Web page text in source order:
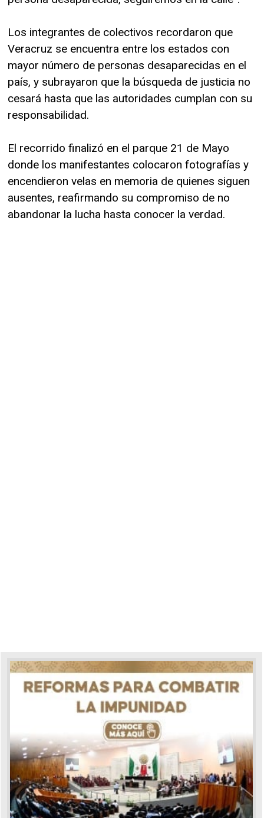
Los integrantes de colectivos recordaron que
Veracruz se encuentra entre los estados con
mayor número de personas desaparecidas en el
país, y subrayaron que la búsqueda de justicia no
cesará hasta que las autoridades cumplan con su
responsabilidad.
El recorrido finalizó en el parque 21 de Mayo
donde los manifestantes colocaron fotografías y
encendieron velas en memoria de quienes siguen
ausentes, reafirmando su compromiso de no
abandonar la lucha hasta conocer la verdad.